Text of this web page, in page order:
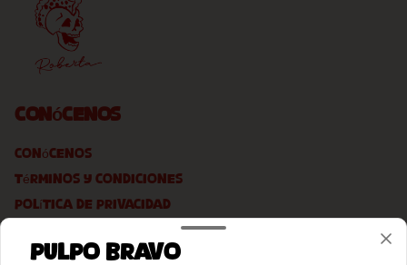
Conócenos
Conócenos
Términos y condiciones
Política de privacidad
Redes sociales
Pulpo Bravo